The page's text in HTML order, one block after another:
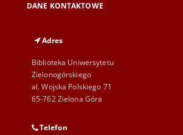
DANE KONTAKTOWE
Adres
Biblioteka Uniwersytetu
Zielonogórskiego
al. Wojska Polskiego 71
65-762 Zielona Góra
Telefon